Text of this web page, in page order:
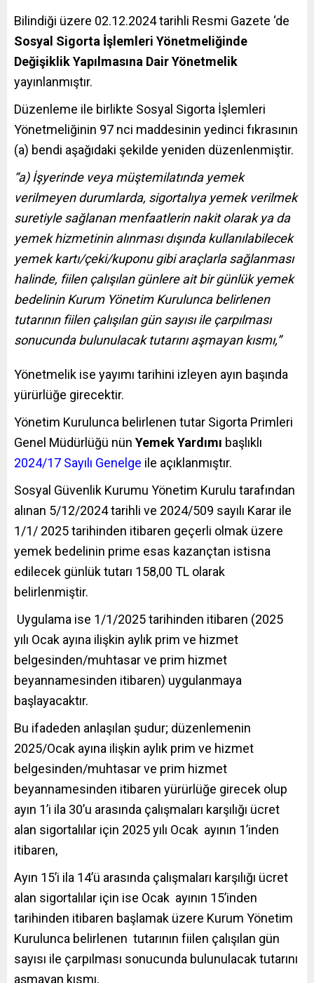
Bilindiği üzere 02.12.2024 tarihli Resmi Gazete ‘de
Sosyal Sigorta İşlemleri Yönetmeliğinde
Değişiklik Yapılmasına Dair Yönetmelik
yayınlanmıştır.
Düzenleme ile birlikte Sosyal Sigorta İşlemleri
Yönetmeliğinin 97 nci maddesinin yedinci fıkrasının
(a) bendi aşağıdaki şekilde yeniden düzenlenmiştir.
“a) İşyerinde veya müştemilatında yemek
verilmeyen durumlarda, sigortalıya yemek verilmek
suretiyle sağlanan menfaatlerin nakit olarak ya da
yemek hizmetinin alınması dışında kullanılabilecek
yemek kartı/çeki/kuponu gibi araçlarla sağlanması
halinde, fiilen çalışılan günlere ait bir günlük yemek
bedelinin Kurum Yönetim Kurulunca belirlenen
tutarının fiilen çalışılan gün sayısı ile çarpılması
sonucunda bulunulacak tutarını aşmayan kısmı,”
Yönetmelik ise yayımı tarihini izleyen ayın başında
yürürlüğe girecektir.
Yönetim Kurulunca belirlenen tutar Sigorta Primleri
Genel Müdürlüğü nün Yemek Yardımı başlıklı
2024/17 Sayılı Genelge ile açıklanmıştır.
Sosyal Güvenlik Kurumu Yönetim Kurulu tarafından
alınan 5/12/2024 tarihli ve 2024/509 sayılı Karar ile
1/1/ 2025 tarihinden itibaren geçerli olmak üzere
yemek bedelinin prime esas kazançtan istisna
edilecek günlük tutarı 158,00 TL olarak
belirlenmiştir.
Uygulama ise 1/1/2025 tarihinden itibaren (2025
yılı Ocak ayına ilişkin aylık prim ve hizmet
belgesinden/muhtasar ve prim hizmet
beyannamesinden itibaren) uygulanmaya
başlayacaktır.
Bu ifadeden anlaşılan şudur; düzenlemenin
2025/Ocak ayına ilişkin aylık prim ve hizmet
belgesinden/muhtasar ve prim hizmet
beyannamesinden itibaren yürürlüğe girecek olup
ayın 1’i ila 30’u arasında çalışmaları karşılığı ücret
alan sigortalılar için 2025 yılı Ocak ayının 1’inden
itibaren,
Ayın 15’i ila 14’ü arasında çalışmaları karşılığı ücret
alan sigortalılar için ise Ocak ayının 15’inden
tarihinden itibaren başlamak üzere Kurum Yönetim
Kurulunca belirlenen tutarının fiilen çalışılan gün
sayısı ile çarpılması sonucunda bulunulacak tutarını
aşmayan kısmı,